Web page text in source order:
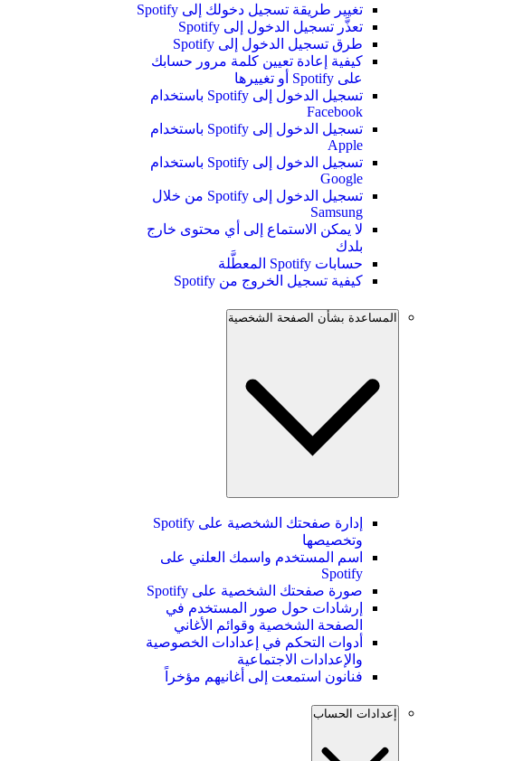
تغيير طريقة تسجيل دخولك إلى Spotify
تعذَّر تسجيل الدخول إلى Spotify
طرق تسجيل الدخول إلى Spotify
كيفية إعادة تعيين كلمة مرور حسابك
على Spotify أو تغييرها
تسجيل الدخول إلى Spotify باستخدام
Facebook
تسجيل الدخول إلى Spotify باستخدام
Apple
تسجيل الدخول إلى Spotify باستخدام
Google
تسجيل الدخول إلى Spotify من خلال
Samsung
لا يمكن الاستماع إلى أي محتوى خارج
بلدك
حسابات Spotify المعطَّلة
كيفية تسجيل الخروج من Spotify
المساعدة بشأن الصفحة الشخصية
إدارة صفحتك الشخصية على Spotify
وتخصيصها
اسم المستخدم واسمك العلني على
Spotify
صورة صفحتك الشخصية على Spotify
إرشادات حول صور المستخدم في
الصفحة الشخصية وقوائم الأغاني
أدوات التحكم في إعدادات الخصوصية
والإعدادات الاجتماعية
فنانون استمعت إلى أغانيهم مؤخراً
إعدادات الحساب